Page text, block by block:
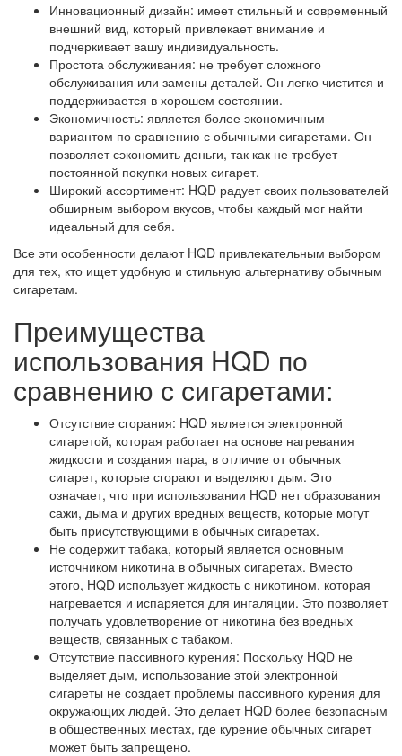
Инновационный дизайн: имеет стильный и современный
внешний вид, который привлекает внимание и
подчеркивает вашу индивидуальность.
Простота обслуживания: не требует сложного
обслуживания или замены деталей. Он легко чистится и
поддерживается в хорошем состоянии.
Экономичность: является более экономичным
вариантом по сравнению с обычными сигаретами. Он
позволяет сэкономить деньги, так как не требует
постоянной покупки новых сигарет.
Широкий ассортимент: HQD радует своих пользователей
обширным выбором вкусов, чтобы каждый мог найти
идеальный для себя.
Все эти особенности делают HQD привлекательным выбором
для тех, кто ищет удобную и стильную альтернативу обычным
сигаретам.
Преимущества
использования HQD по
сравнению с сигаретами:
Отсутствие сгорания: HQD является электронной
сигаретой, которая работает на основе нагревания
жидкости и создания пара, в отличие от обычных
сигарет, которые сгорают и выделяют дым. Это
означает, что при использовании HQD нет образования
сажи, дыма и других вредных веществ, которые могут
быть присутствующими в обычных сигаретах.
Не содержит табака, который является основным
источником никотина в обычных сигаретах. Вместо
этого, HQD использует жидкость с никотином, которая
нагревается и испаряется для ингаляции. Это позволяет
получать удовлетворение от никотина без вредных
веществ, связанных с табаком.
Отсутствие пассивного курения: Поскольку HQD не
выделяет дым, использование этой электронной
сигареты не создает проблемы пассивного курения для
окружающих людей. Это делает HQD более безопасным
в общественных местах, где курение обычных сигарет
может быть запрещено.